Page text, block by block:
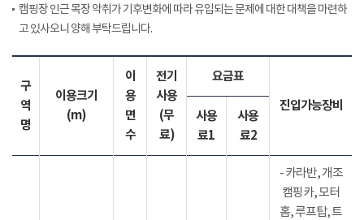
캠핑장 인근 목장 악취가 기후변화에 따라 유입되는 문제에 대한 대책을 마련하
고 있사오니 양해 부탁드립니다.
구
역
명
이용크기
(m)
이
용
면
수
전기
사용
(무
료)
요금표
진입가능장비
사용
료1
사용
료2
- 카라반, 개조
캠핑카, 모터
홈, 루프탑, 트